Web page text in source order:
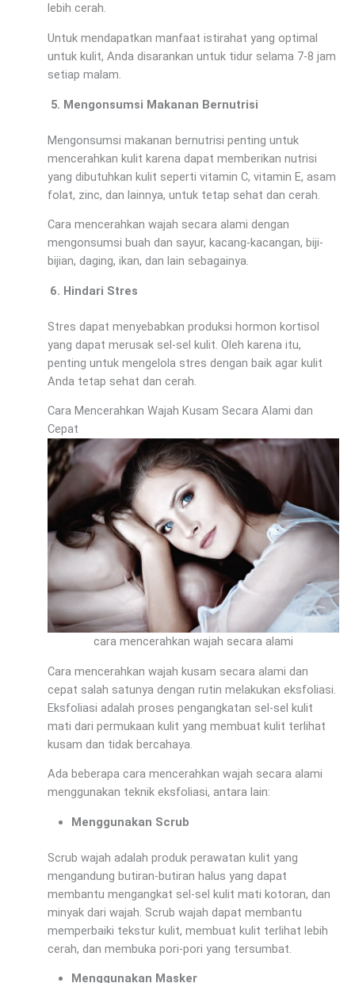
lebih cerah.
Untuk mendapatkan manfaat istirahat yang optimal
untuk kulit, Anda disarankan untuk tidur selama 7-8 jam
setiap malam.
Mengonsumsi Makanan Bernutrisi
Mengonsumsi makanan bernutrisi penting untuk
mencerahkan kulit karena dapat memberikan nutrisi
yang dibutuhkan kulit seperti vitamin C, vitamin E, asam
folat, zinc, dan lainnya, untuk tetap sehat dan cerah.
Cara mencerahkan wajah secara alami dengan
mengonsumsi buah dan sayur, kacang-kacangan, biji-
bijian, daging, ikan, dan lain sebagainya.
Hindari Stres
Stres dapat menyebabkan produksi hormon kortisol
yang dapat merusak sel-sel kulit. Oleh karena itu,
penting untuk mengelola stres dengan baik agar kulit
Anda tetap sehat dan cerah.
Cara Mencerahkan Wajah Kusam Secara Alami dan
Cepat
cara mencerahkan wajah secara alami
Cara mencerahkan wajah kusam secara alami dan
cepat salah satunya dengan rutin melakukan eksfoliasi.
Eksfoliasi adalah proses pengangkatan sel-sel kulit
mati dari permukaan kulit yang membuat kulit terlihat
kusam dan tidak bercahaya.
Ada beberapa cara mencerahkan wajah secara alami
menggunakan teknik eksfoliasi, antara lain:
Menggunakan Scrub
Scrub wajah adalah produk perawatan kulit yang
mengandung butiran-butiran halus yang dapat
membantu mengangkat sel-sel kulit mati kotoran, dan
minyak dari wajah. Scrub wajah dapat membantu
memperbaiki tekstur kulit, membuat kulit terlihat lebih
cerah, dan membuka pori-pori yang tersumbat.
Menggunakan Masker